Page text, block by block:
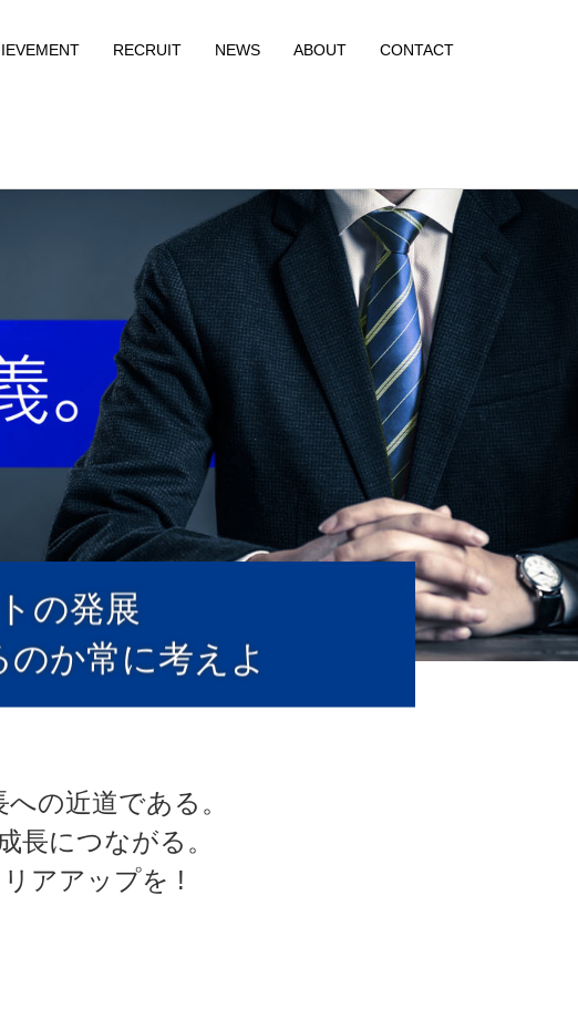
RECRUIT NEWS ABOUT CONTACT
の発展
か常に考えよ
の近道である。
長につながる。
アアップを !